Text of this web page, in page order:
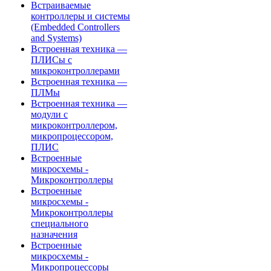
Встраиваемые
контроллеры и системы
(Embedded Controllers
and Systems)
Встроенная техника —
ПЛИСы с
микроконтроллерами
Встроенная техника —
ПЛМы
Встроенная техника —
модули с
микроконтроллером,
микропроцессором,
ПЛИС
Встроенные
микросхемы -
Микроконтроллеры
Встроенные
микросхемы -
Микроконтроллеры
специального
назначения
Встроенные
микросхемы -
Микропроцессоры